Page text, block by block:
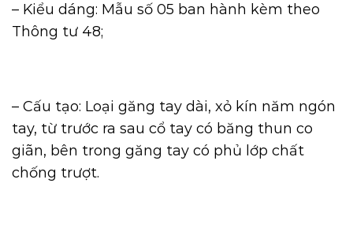
– Kiểu dáng: Mẫu số 05 ban hành kèm theo
Thông tư 48;
– Cấu tạo: Loại găng tay dài, xỏ kín năm ngón
tay, từ trước ra sau cổ tay có băng thun co
giãn, bên trong găng tay có phủ lớp chất
chống trượt.